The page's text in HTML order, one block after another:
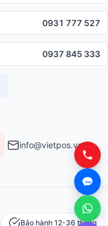
0931 777 527
0937 845 333
info@vietpos.vn
Bảo hành 12-36 tháng